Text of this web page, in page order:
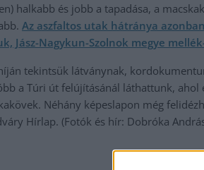
halkabb és jobb a tapadása, a
Az aszfaltos utak hátránya
Jász-Nagykun-Szolnok megye
tekintsük látványnak,
a Túri út felújításánál láthattunk,
Néhány képeslapon még
Hírlap. (Fotók és hír: Dobróka